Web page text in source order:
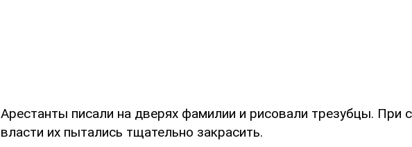
Арестанты писали на дверях фамилии и рисовали трезубцы. При
власти их пытались тщательно закрасить.